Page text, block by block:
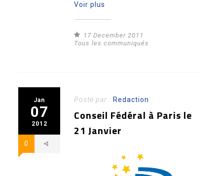
Voir plus
17 December 2011
Tous les communiqués
Jan
07
2012
0
Posté par : Redaction
Conseil Fédéral à Paris le
21 Janvier